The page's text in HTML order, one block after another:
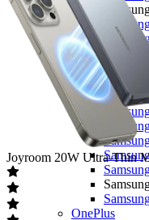
OnePlus
Joyroom 20W Ultra-Thin